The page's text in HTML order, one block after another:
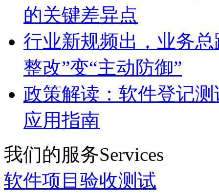
的关键差异点
行业新规频出，业务
整改”变“主动防御”
政策解读：软件登记
应用指南
我们的服务Services
软件项目验收测试